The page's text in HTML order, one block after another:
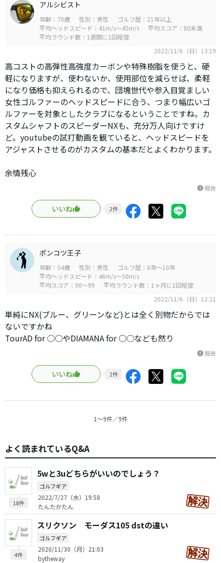
アルシビスト
年齢：70歳 性別：男性
ゴルフ歴：21年以上
平均ヘッドスピード：41m/s～45m/s
平均スコア：80未満
平均ラウンド数：1週間に1回程度
2022/11/6（日）13:19
高コストの高弾性高強度カーボンや特殊樹脂を使うと、硬
軽になりますが、使わないか、使用部位を減らせば、柔軽
になり価格も抑えられるので、団塊世代や参入目覚ましい
女性ゴルファーのヘッドスピードに合う、つまり幅広いゴ
ルファーを対象としたクラブになるということですね。カ
スタムシャフトのスピーダーNXも、充分万人向けですけ
ど。youtubeの試打動画を観ていると、ヘッドスピードを
アジャストさせるのがカスタムの基本だとよくわかります。
余情残心
report報告
いいね 2件
ポンコツ王子
年齢：54歳 性別：男性
ゴルフ歴：6年～10年
平均ヘッドスピード：46m/s～50m/s
平均スコア：90～99
平均ラウンド数：1ヶ月に1回程度
2022/11/6（日）12:21
単純にNX(ブルー、グリーンなど)とは全く別物だからでは
ないですかね
TourAD for ○○やDIAMANA for ○○なども然り
report報告
いいね 2件
1〜9件／9件
よく読まれているQ&A
18件
5wと3uどちらがいいのでしょう？
ゴルフギア
2022/7/27（水）19:58
たんたかたん
4件
スリクソン モーダス105 dstの違い
ゴルフギア
2020/11/30（月）21:03
bytheway